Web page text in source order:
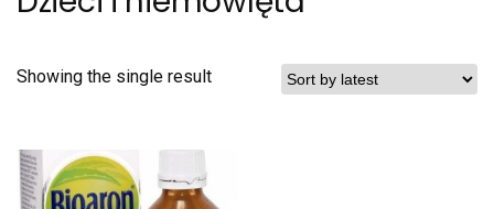
Showing the single result